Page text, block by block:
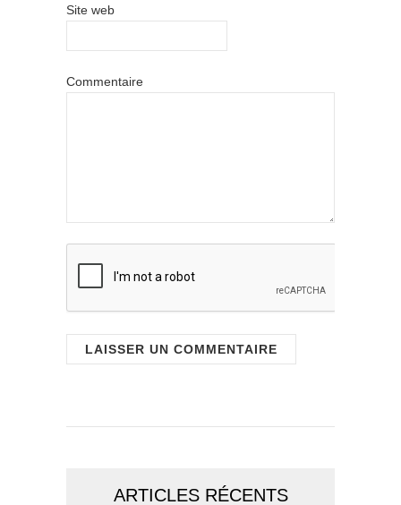
Site web
Commentaire
ARTICLES RÉCENTS